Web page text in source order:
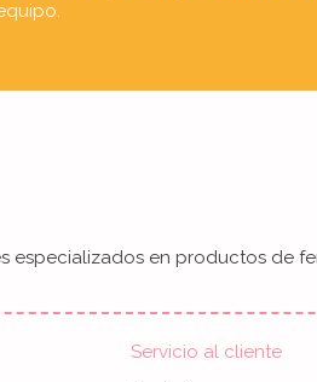
especializados en productos de
Servicio al cliente